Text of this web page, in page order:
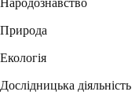
Народознавство
Природа
Екологія
Дослідницька діяльність